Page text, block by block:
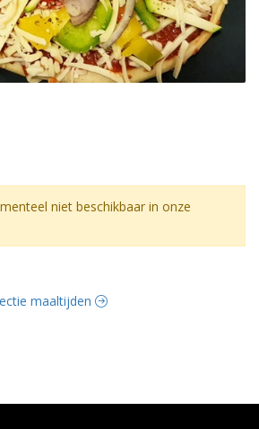
niet beschikbaar in onze
maaltijden